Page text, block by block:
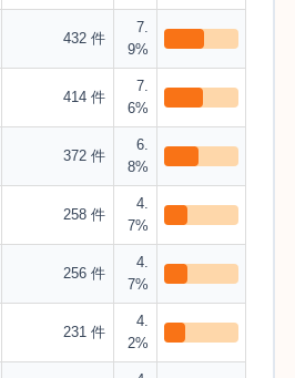
432 件
7.
9%
414 件
7.
6%
372 件
6.
8%
258 件
4.
7%
256 件
4.
7%
231 件
4.
2%